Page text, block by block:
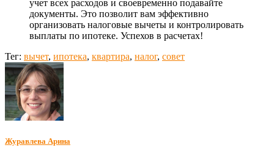
учет всех расходов и своевременно подавайте
документы. Это позволит вам эффективно
организовать налоговые вычеты и контролировать
выплаты по ипотеке. Успехов в расчетах!
Тег: вычет, ипотека, квартира, налог, совет
Журавлева Арина